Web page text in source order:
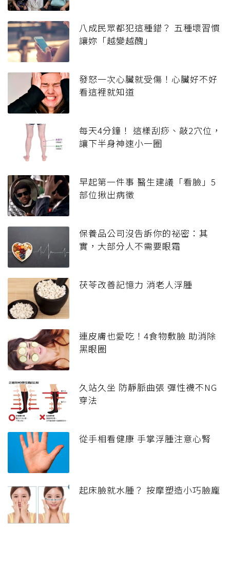
八成民眾都犯這種錯？ 五種壞習慣
讓妳「越變越醜」
發怒一次心臟就受傷！心臟好不好
看這裡就知道
每天4分鐘！ 這樣刮痧、敲2穴位，
讓下半身神速小一圈
早起第一件事 醫生建議「看臉」5
部位揪出病徵
保養品公司沒告訴你的祕密：其
實，大部分人不需要眼霜
茯苓改善記憶力 消老人浮腫
連皮膚也愛吃！4食物敷臉 助消除
黑眼圈
久站久坐 防靜脈曲張 彈性襪不NG
穿法
從手相看健康 手掌浮腫注意心腎
起床臉就水腫？ 按摩塑造小巧臉龐